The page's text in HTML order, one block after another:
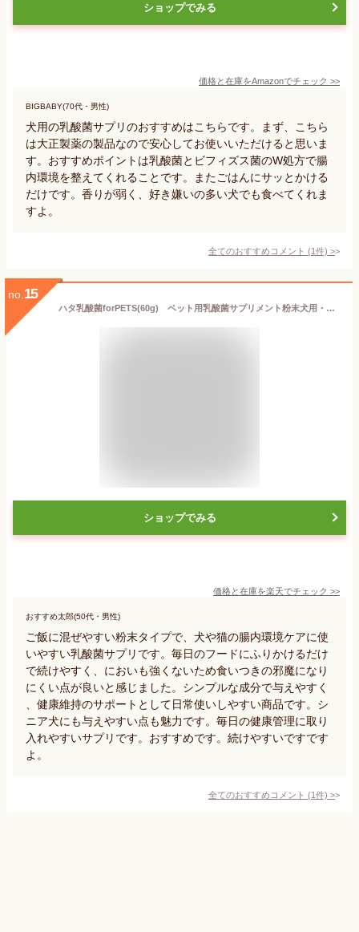
ショップでみる
価格と在庫をAmazonでチェック >>
BIGBABY(70代・男性)
犬用の乳酸菌サプリのおすすめはこちらです。まず、こちら
は大正製薬の製品なので安心してお使いいただけると思いま
す。おすすめポイントは乳酸菌とビフィズス菌のW処方で腸
内環境を整えてくれることです。またごはんにサッとかける
だけです。香りが弱く、好き嫌いの多い犬でも食べてくれま
すよ。
全てのおすすめコメント (1件) >
no. 15
ハタ乳酸菌forPETS(60g) ペット用乳酸菌サプリメント粉末犬用・猫用乳酸菌【宅配便送料無料（沖縄・離島除く）】
ショップでみる
価格と在庫を楽天でチェック >>
おすすめ太郎(50代・男性)
ご飯に混ぜやすい粉末タイプで、犬や猫の腸内環境ケアに使
いやすい乳酸菌サプリです。毎日のフードにふりかけるだけ
で続けやすく、においも強くないため食いつきの邪魔になり
にくい点が良いと感じました。シンプルな成分で与えやすく
、健康維持のサポートとして日常使いしやすい商品です。シ
ニア犬にも与えやすい点も魅力です。毎日の健康管理に取り
入れやすいサプリです。おすすめです。続けやすいですです
よ。
全てのおすすめコメント (1件) >